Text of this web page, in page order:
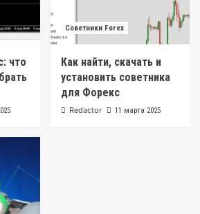
что
Советники Forex
Как найти, скачать и
установить советника
для Форекс
Redactor 11 марта 2025